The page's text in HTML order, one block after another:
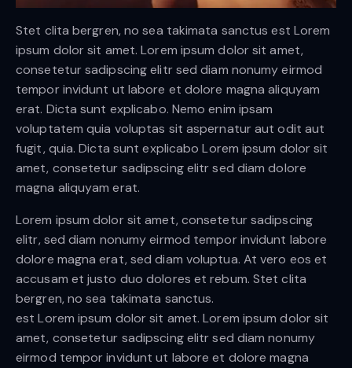
Stet clita bergren, no sea takimata sanctus est Lorem
ipsum dolor sit amet. Lorem ipsum dolor sit amet,
consetetur sadipscing elitr sed diam nonumy eirmod
tempor invidunt ut labore et dolore magna aliquyam
erat. Dicta sunt explicabo. Nemo enim ipsam
voluptatem quia voluptas sit aspernatur aut odit aut
fugit, quia. Dicta sunt explicabo Lorem ipsum dolor sit
amet, consetetur sadipscing elitr sed diam dolore
magna aliquyam erat.
Lorem ipsum dolor sit amet, consetetur sadipscing
elitr, sed diam nonumy eirmod tempor invidunt labore
dolore magna erat, sed diam voluptua. At vero eos et
accusam et justo duo dolores et rebum. Stet clita
bergren, no sea takimata sanctus.
est Lorem ipsum dolor sit amet. Lorem ipsum dolor sit
amet, consetetur sadipscing elitr sed diam nonumy
eirmod tempor invidunt ut labore et dolore magna